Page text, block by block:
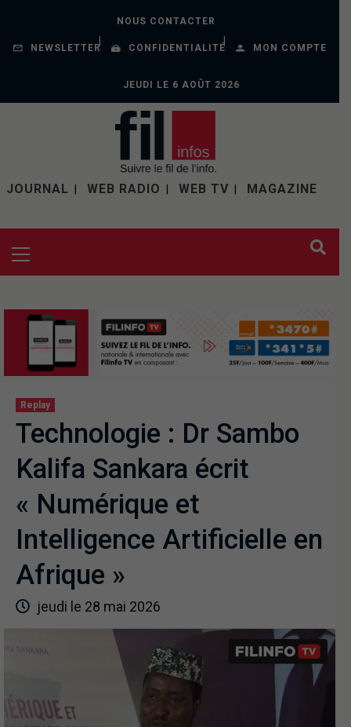
NOUS CONTACTER
NEWSLETTER CONFIDENTIALITÉ MON COMPTE
JEUDI LE 6 AOÛT 2026
JOURNAL WEB RADIO WEB TV MAGAZINE
Replay
Technologie : Dr Sambo
Kalifa Sankara écrit
« Numérique et
Intelligence Artificielle en
Afrique »
jeudi le 28 mai 2026